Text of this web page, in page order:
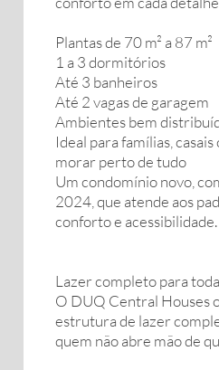
Plantas de 70 m² a 87 m²
1 a 3 dormitórios
Até 3 banheiros
Até 2 vagas de garagem
Ambientes bem
Ideal para famílias,
morar perto de tudo
Um condomínio novo,
2024, que atende aos
conforto e acessibilidade.
Lazer completo para toda
O DUQ Central Houses
estrutura de lazer
quem não abre mão de